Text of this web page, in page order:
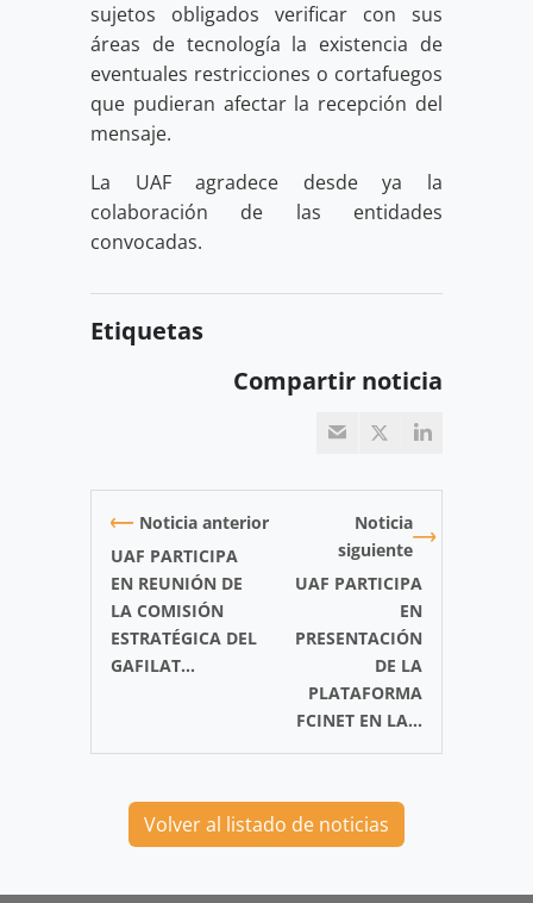
sujetos obligados verificar con sus
áreas de tecnología la existencia de
eventuales restricciones o cortafuegos
que pudieran afectar la recepción del
mensaje.
La UAF agradece desde ya la
colaboración de las entidades
convocadas.
Etiquetas
Compartir noticia
Noticia anterior
UAF PARTICIPA
EN REUNIÓN DE
LA COMISIÓN
ESTRATÉGICA DEL
GAFILAT...
Noticia
siguiente
UAF PARTICIPA
EN
PRESENTACIÓN
DE LA
PLATAFORMA
FCINET EN LA...
Volver al listado de noticias